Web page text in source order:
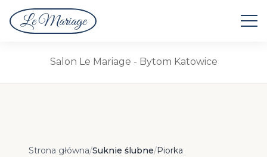
Le MariageSuknie Ślubne
Salon Le Mariage - Bytom Katowice
Suknie Ślubne Piorka
Strona główna/Suknie ślubne/Piorka